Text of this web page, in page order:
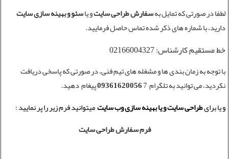
لطفا در صورتی که تمایل بهسفارش طراحی سایتو یاسئو و بهینه سازی سایت
دارید، با شماره های ذکر شده تماس حاصل فرمایید.
خط مستقیم کارشناس: 02166004327
با توجه به زمان بندی ها و مشغله های تیم فنی، در صورتی که پاسخی دریافت
نکردید، می توانید به تلگرام7 پیغام دهید.
و یا برایطراحی سایتو یابهینه سازی وب سایتمیتوانید فرم زیر را پر نمایید :
فرم سفارش طراحی سایت